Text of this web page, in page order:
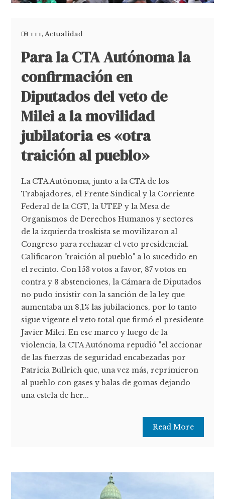
+++,Actualidad
Para la CTA Autónoma la
confirmación en
Diputados del veto de
Milei a la movilidad
jubilatoria es «otra
traición al pueblo»
La CTA Autónoma, junto a la CTA de los
Trabajadores, el Frente Sindical y la Corriente
Federal de la CGT, la UTEP y la Mesa de
Organismos de Derechos Humanos y sectores
de la izquierda troskista se movilizaron al
Congreso para rechazar el veto presidencial.
Calificaron "traición al pueblo" a lo sucedido en
el recinto. Con 153 votos a favor, 87 votos en
contra y 8 abstenciones, la Cámara de Diputados
no pudo insistir con la sanción de la ley que
aumentaba un 8,1% las jubilaciones, por lo tanto
sigue vigente el veto total que firmó el presidente
Javier Milei. En ese marco y luego de la
violencia, la CTA Autónoma repudió "el accionar
de las fuerzas de seguridad encabezadas por
Patricia Bullrich que, una vez más, reprimieron
al pueblo con gases y balas de gomas dejando
una estela de her...
Read More